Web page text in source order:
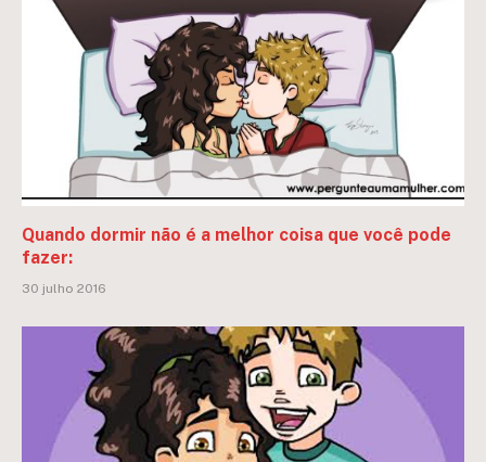
Quando dormir não é a melhor coisa que você pode
fazer:
30 julho 2016